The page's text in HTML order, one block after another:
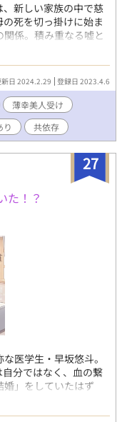
新しい家族の中で慈
死を切っ掛けに始ま
係。積み重なる嘘と
を苦しめる。愛し愛
ニ十世紀初頭の欧州
が舞台です。 冒頭で
ありません。 養父(叔
。 過去と現在が錯綜
りしません。 この作
・出来事等はすべて
ません。©恩陀ドラッ
日 2024.2.29 登録日 2023.4.6
薄幸美人受け
り 共依存
27
た！？
医学生・早坂悠斗。
分ではなく、血の繋
」をしていたはず
中身はガサツな医学
のノンケだ！」と言い